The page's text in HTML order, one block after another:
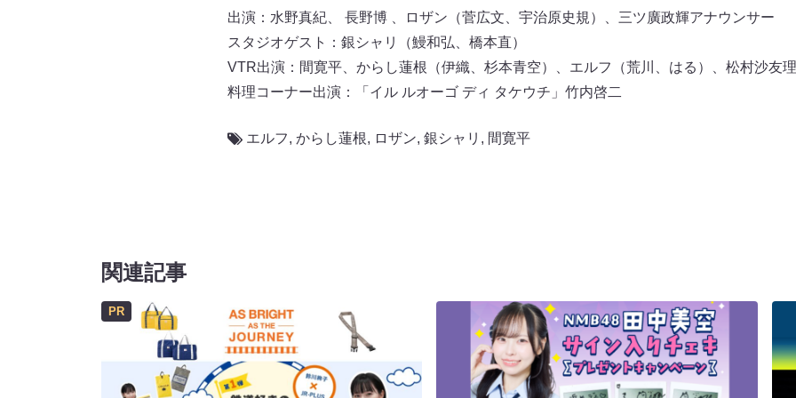
出演：水野真紀、 長野博 、ロザン（菅広文、宇治原史規）、三ツ廣政輝アナウンサー
スタジオゲスト：銀シャリ（鰻和弘、橋本直）
VTR出演：間寛平、からし蓮根（伊織、杉本青空）、エルフ（荒川、はる）、松村沙友理
料理コーナー出演：「イル ルオーゴ ディ タケウチ」竹内啓二
エルフ, からし蓮根, ロザン, 銀シャリ , 間寛平
関連記事
PR